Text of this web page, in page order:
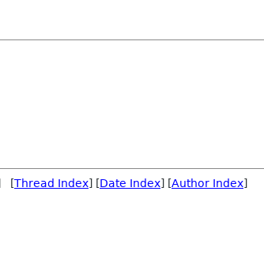
[Thread Index] [Date Index] [Author Index]